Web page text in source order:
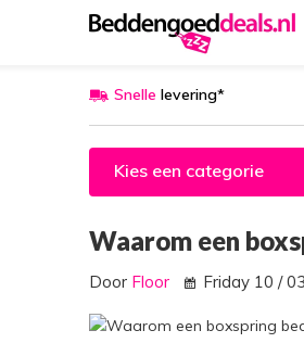
Snelle levering*
Kies een categorie
Waarom een
Door Floor Friday 10 /